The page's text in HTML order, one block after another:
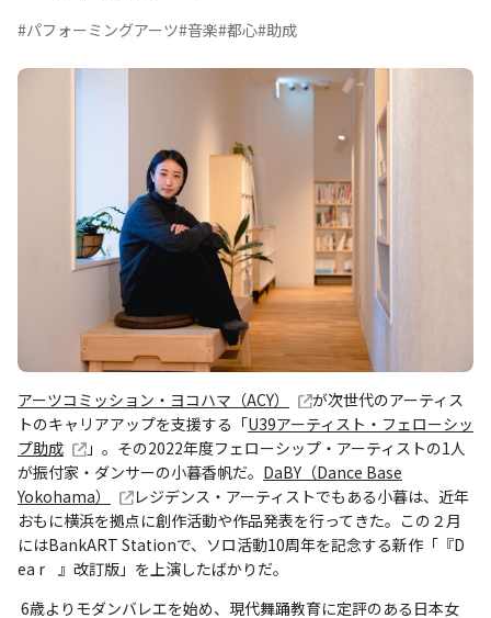
#パフォーミングアーツ#音楽#都心#助成
アーツコミッション・ヨコハマ（ACY）
が次世代のアーティス
トのキャリアアップを支援する「U39アーティスト・フェローシッ
プ助成
」。その2022年度フェローシップ・アーティストの1人
が振付家・ダンサーの小暮香帆だ。 DaBY（Dance Base
Yokohama）
レジデンス・アーティストでもある小暮は、近年
おもに横浜を拠点に創作活動や作品発表を行ってきた。この２月
にはBankART Stationで、ソロ活動10周年を記念する新作「『D
ea r 』改訂版」を上演したばかりだ。
6歳よりモダンバレエを始め、現代舞踊教育に定評のある日本女